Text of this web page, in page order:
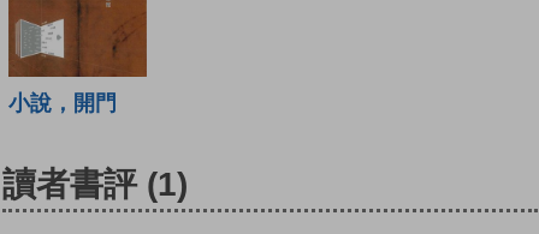
小說，開門
讀者書評 (1)